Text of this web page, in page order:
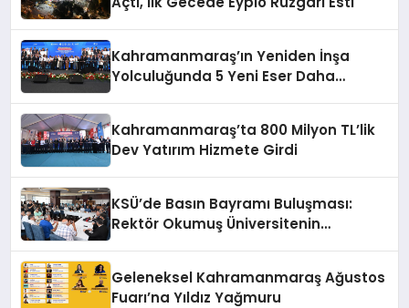
Kahramanmaraş’ın Yeniden İnşa
Yolculuğunda 5 Yeni Eser Daha
Kahramanmaraş’ta 800 Milyon TL’lik
Dev Yatırım Hizmete Girdi
KSÜ’de Basın Bayramı Buluşması:
Rektör Okumuş Üniversitenin
Geleneksel Kahramanmaraş Ağustos
Fuarı’na Yıldız Yağmuru